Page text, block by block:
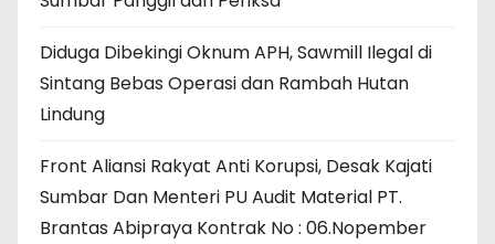
Diduga Dibekingi Oknum APH, Sawmill Ilegal di
Sintang Bebas Operasi dan Rambah Hutan
Lindung
Front Aliansi Rakyat Anti Korupsi, Desak Kajati
Sumbar Dan Menteri PU Audit Material PT.
Brantas Abipraya Kontrak No : 06.Nopember